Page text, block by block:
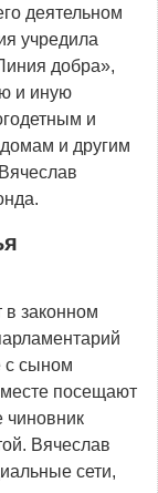
деятельном
учредила
добра»,
и иную
и
и другим
в законном
с сыном
посещают
чиновник
Вячеслав
сети,